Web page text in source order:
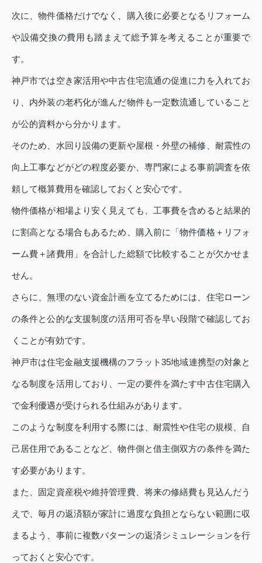
次に、物件価格だけでなく、購入後に必要となるリフォーム
や設備交換の費用も踏まえて総予算を考えることが重要で
す。
神戸市では空き家活用や中古住宅流通の促進に力を入れてお
り、内外装の老朽化が進んだ物件も一定数流通していること
が公的資料から分かります。
そのため、水回り設備の更新や屋根・外壁の補修、耐震性の
向上工事などがどの程度必要か、専門家による事前調査を依
頼して概算費用を確認しておくと安心です。
物件価格が相場より安く見えても、工事費を含めると結果的
に割高となる場合もあるため、購入前に「物件価格＋リフォ
ーム費＋諸費用」を合計した総額で比較することが欠かせま
せん。
さらに、無理のない資金計画を立てるためには、住宅ローン
の条件と公的な支援制度の活用可否を早い段階で確認してお
くことが有効です。
神戸市は住宅金融支援機構のフラット35地域連携型の対象と
なる制度を活用しており、一定の要件を満たす中古住宅購入
で金利優遇が受けられる仕組みがあります。
このような制度を利用する際には、耐震性や住宅の規模、自
己居住用であることなど、物件側と借主側双方の条件を満た
す必要があります。
また、固定資産税や維持管理費、将来の修繕費も見込んだう
えで、毎月の返済額が家計に過度な負担とならない範囲に収
まるよう、事前に複数パターンの返済シミュレーションを行
っておくと安心です。